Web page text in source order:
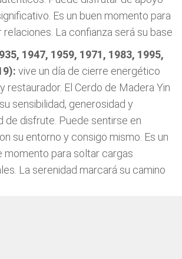
Es un buen momento para
La confianza será su base
1947, 1959, 1971, 1983, 1995,
vive un día de cierre energético
restaurador. El Cerdo de Madera Yin
sensibilidad, generosidad y
de disfrute. Puede sentirse en
su entorno y consigo mismo. Es un
momento para soltar cargas
La serenidad marcará su camino